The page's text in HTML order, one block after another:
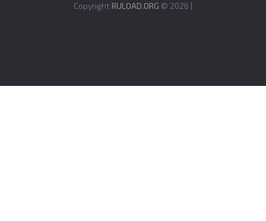
Copyright RULOAD.ORG © 2026 |